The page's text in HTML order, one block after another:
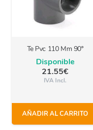
Te Pvc 110 Mm 90º
Disponible
21.55€
IVA Incl.
AÑADIR AL CARRITO